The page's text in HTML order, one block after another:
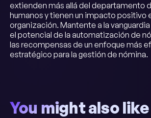
extienden más allá del departamento
humanos y tienen un impacto positivo
organización. Mantente a la
el potencial de la automatización de
las recompensas de un enfoque más
estratégico para la gestión de nómina.
You might also like